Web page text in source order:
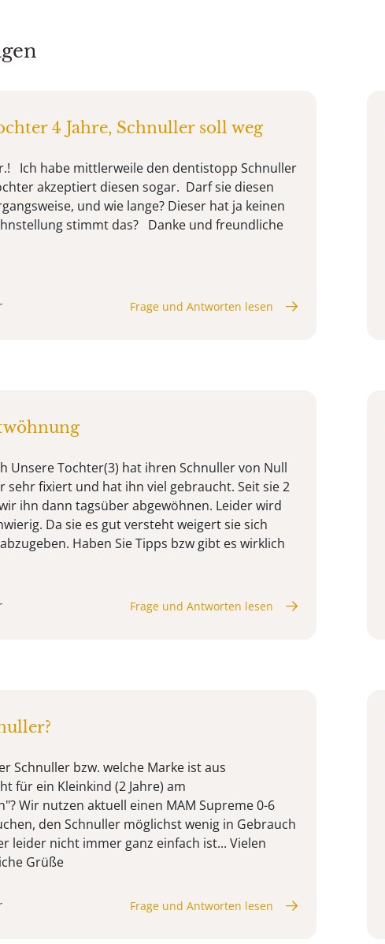
4 Jahre, Schnuller soll weg
Ich habe mittlerweile den dentistopp Schnuller
akzeptiert diesen sogar. Darf sie diesen
und wie lange? Dieser hat ja keinen
stimmt das? Danke und freundliche
Frage und Antworten lesen
Unsere Tochter(3) hat ihren Schnuller von Null
sehr fixiert und hat ihn viel gebraucht. Seit sie 2
ihn dann tagsüber abgewöhnen. Leider wird
Da sie es gut versteht weigert sie sich
Haben Sie Tipps bzw gibt es wirklich
Frage und Antworten lesen
Schnuller bzw. welche Marke ist aus
für ein Kleinkind (2 Jahre) am
Wir nutzen aktuell einen MAM Supreme 0-6
den Schnuller möglichst wenig in Gebrauch
leider nicht immer ganz einfach ist... Vielen
Grüße
Frage und Antworten lesen